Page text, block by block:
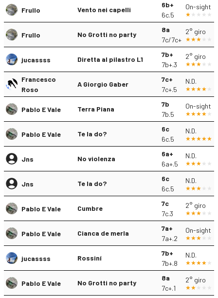
Frullo Vento nei capelli
6b+
6c.5
On-sight
Frullo No Grotti no party
8a
7c/7c+
2° giro
jucassss Diretta al pilastro L1
7b+
7b+.3
2° giro
Francesco
Roso
A Giorgio Gaber
7c+
7c+.5
N.D.
Pablo E Vale Terra Piana
7b
7b.5
On-sight
Pablo E Vale Te la do?
6c
6c.5
N.D.
Jns No violenza
6a+
6a+.5
N.D.
Jns Te la do?
6c
6c.5
N.D.
Pablo E Vale Cumbre
7c
7c.3
2° giro
Pablo E Vale Cianca de merla
7a+
7a+.2
On-sight
jucassss Rossiní
7b+
7b+.8
N.D.
Pablo E Vale No Grotti no party
8a
7c+.1
2° giro